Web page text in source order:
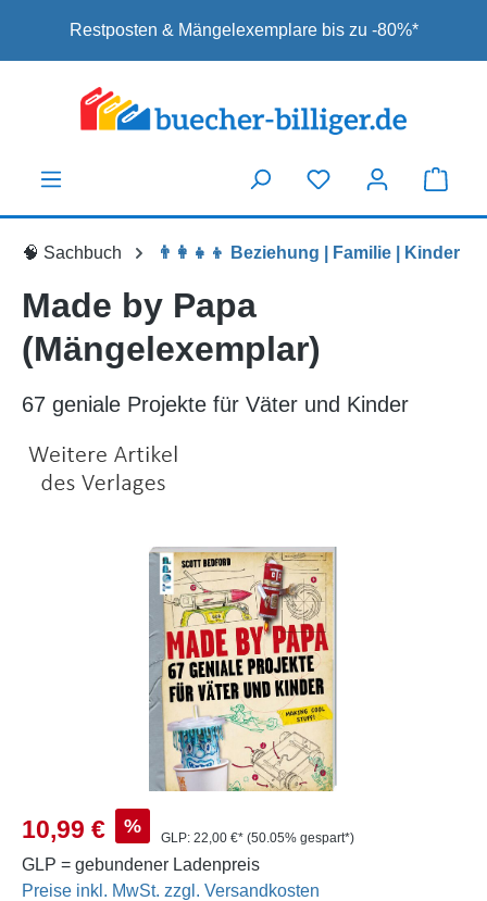
Zum Hauptinhalt springen
Restposten & Mängelexemplare bis zu -80%*
🧠 Sachbuch 👨‍👩‍👧‍👦 Beziehung | Familie | Kinder
Made by Papa
(Mängelexemplar)
67 geniale Projekte für Väter und Kinder
Bildergalerie überspringen
Verkaufspreis:
10,99 € %
GLP: 22,00 €* (50.05% gespart*)
GLP = gebundener Ladenpreis
Preise inkl. MwSt. zzgl. Versandkosten